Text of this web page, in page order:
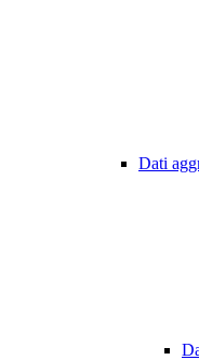
Dati